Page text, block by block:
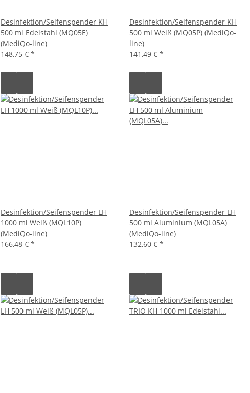
Desinfektion/Seifenspender KH
500 ml Edelstahl (MQ05E)
(MediQo-line)
148,75 € *
Desinfektion/Seifenspender KH
500 ml Weiß (MQ05P) (MediQo-
line)
141,49 € *
Desinfektion/Seifenspender LH
1000 ml Weiß (MQL10P)
(MediQo-line)
166,48 € *
Desinfektion/Seifenspender LH
500 ml Aluminium (MQL05A)
(MediQo-line)
132,60 € *